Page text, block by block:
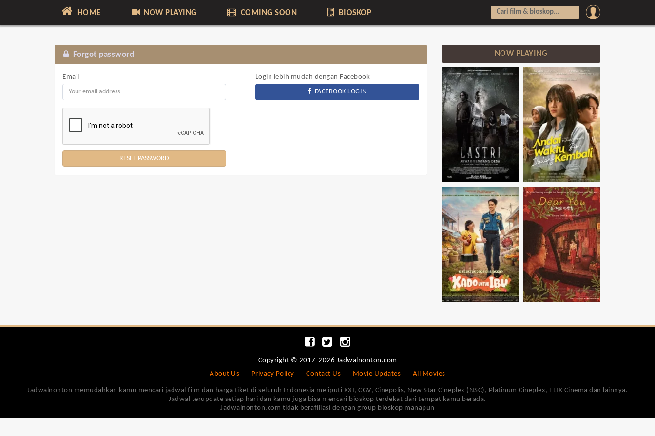
HOME NOW PLAYING COMING SOON BIOSKOP
Forgot password
Email
Login lebih mudah dengan Facebook
FACEBOOK LOGIN
NOW PLAYING
Copyright © 2017-2026 Jadwalnonton.com
About Us
Privacy Policy Contact Us Movie Updates All Movies
Jadwalnonton memudahkan kamu mencari jadwal film dan harga tiket di seluruh Indonesia meliputi XXI, CGV, Cinepolis, New Star Cineplex (NSC), Platinum Cineplex, FLIX Cinema dan lainnya.
Jadwal terupdate setiap hari dan kamu juga bisa mencari bioskop terdekat dari tempat kamu berada.
Jadwalnonton.com tidak berafiliasi dengan group bioskop manapun